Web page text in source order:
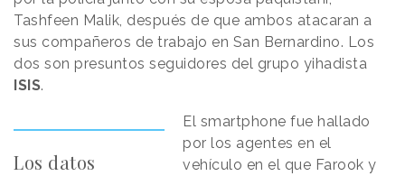
Tashfeen Malik, después de que ambos atacaran a
sus compañeros de trabajo en San Bernardino. Los
dos son presuntos seguidores del grupo yihadista
ISIS.
Los datos
El smartphone fue hallado
por los agentes en el
vehículo en el que Farook y